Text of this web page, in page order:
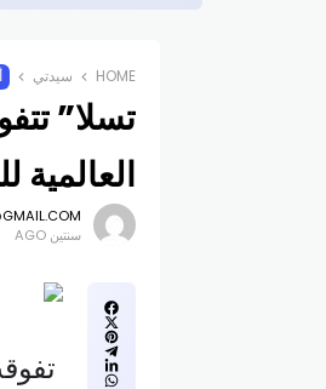
HOME سيدتي
تسلا”
العالمية
سنتين AGO